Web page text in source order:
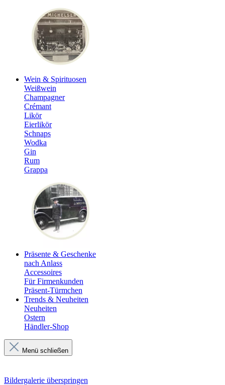
Wein & Spirituosen
Weißwein
Champagner
Crémant
Likör
Eierlikör
Schnaps
Wodka
Gin
Rum
Grappa
Präsente & Geschenke
nach Anlass
Accessoires
Für Firmenkunden
Präsent-Türmchen
Trends & Neuheiten
Neuheiten
Ostern
Händler-Shop
Menü schließen
Bildergalerie überspringen